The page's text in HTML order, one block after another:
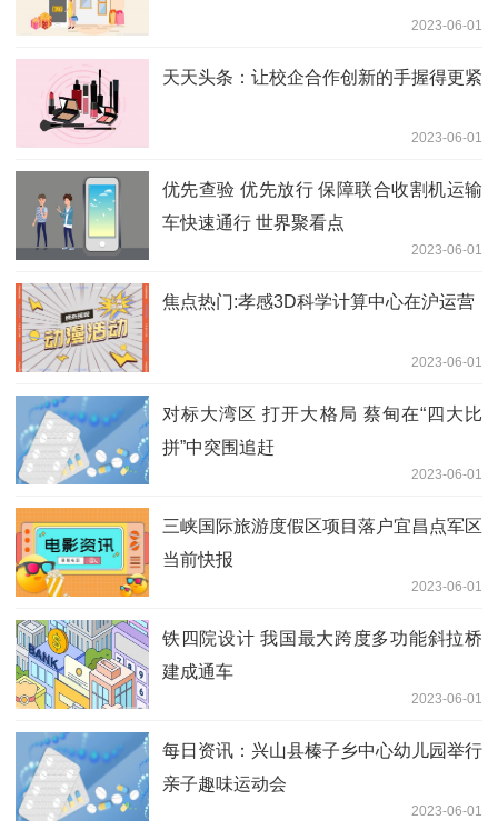
2023-06-01
天天头条：让校企合作创新的手握得更紧
2023-06-01
优先查验 优先放行 保障联合收割机运输
车快速通行 世界聚看点
2023-06-01
焦点热门:孝感3D科学计算中心在沪运营
2023-06-01
对标大湾区 打开大格局 蔡甸在“四大比
拼”中突围追赶
2023-06-01
三峡国际旅游度假区项目落户宜昌点军区
当前快报
2023-06-01
铁四院设计 我国最大跨度多功能斜拉桥
建成通车
2023-06-01
每日资讯：兴山县榛子乡中心幼儿园举行
亲子趣味运动会
2023-06-01